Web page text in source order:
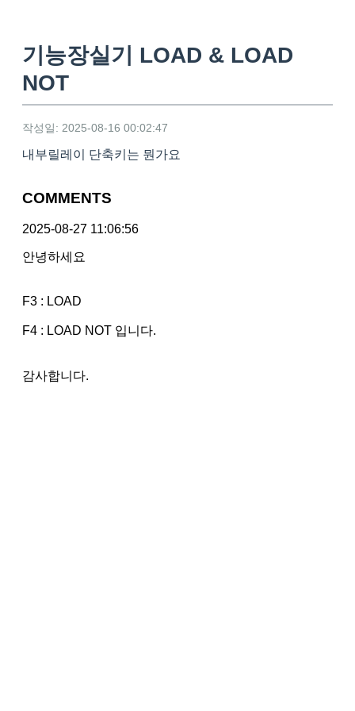
기능장실기 LOAD & LOAD
NOT
작성일: 2025-08-16 00:02:47
내부릴레이 단축키는 뭔가요
COMMENTS
2025-08-27 11:06:56
안녕하세요
F3 : LOAD
F4 : LOAD NOT 입니다.
감사합니다.